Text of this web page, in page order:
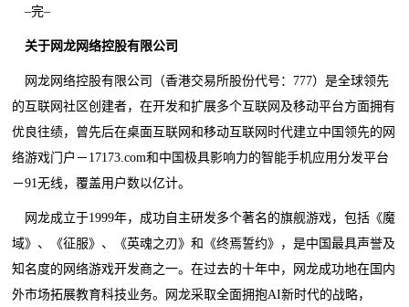
–完–
关于网龙网络控股有限公司
网龙网络控股有限公司（香港交易所股份代号：777）是全球领先
的互联网社区创建者，在开发和扩展多个互联网及移动平台方面拥有
优良往绩，曾先后在桌面互联网和移动互联网时代建立中国领先的网
络游戏门户－17173.com和中国极具影响力的智能手机应用分发平台
－91无线，覆盖用户数以亿计。
网龙成立于1999年，成功自主研发多个著名的旗舰游戏，包括《魔
域》、《征服》、《英魂之刃》和《终焉誓约》，是中国最具声誉及
知名度的网络游戏开发商之一。在过去的十年中，网龙成功地在国内
外市场拓展教育科技业务。网龙采取全面拥抱AI新时代的战略，